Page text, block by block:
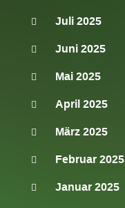
Juli 2025
Juni 2025
Mai 2025
April 2025
März 2025
Februar 2025
Januar 2025